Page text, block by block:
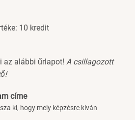
10 kredit
az alábbi űrlapot! A csillagozott
címe
ki, hogy mely képzésre kíván